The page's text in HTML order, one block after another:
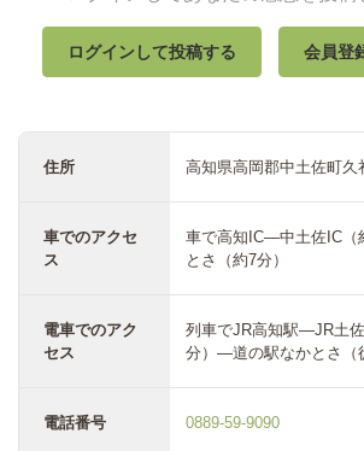
ログインして投稿する 会員登
住所 高知県高岡郡中土佐町久
車でのアクセ
ス
車で高知IC―中土佐IC
とさ（約7分）
電車でのアク
セス
列車でJR高知駅―JR土
分）―道の駅なかとさ（
電話番号 0889-59-9090